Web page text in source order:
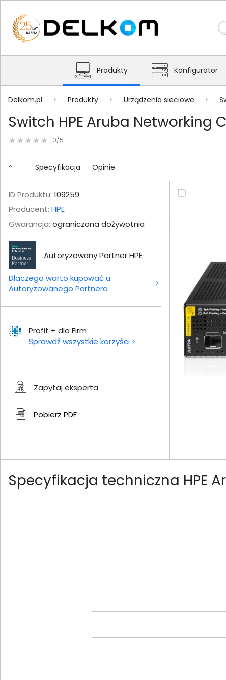
Produkty Konfigurator
Delkom.pl Produkty Urządzenia sieciowe
Switch HPE Aruba Networking
0/5
Specyfikacja Opinie
ID Produktu: 109259
Producent: HPE
Gwarancja: ograniczona dożywotnia
Autoryzowany Partner HPE
Dlaczego warto kupować u
Autoryzowanego Partnera
Profit + dla Firm
Sprawdź wszystkie korzyści
Zapytaj eksperta
Pobierz PDF
Specyfikacja techniczna HPE